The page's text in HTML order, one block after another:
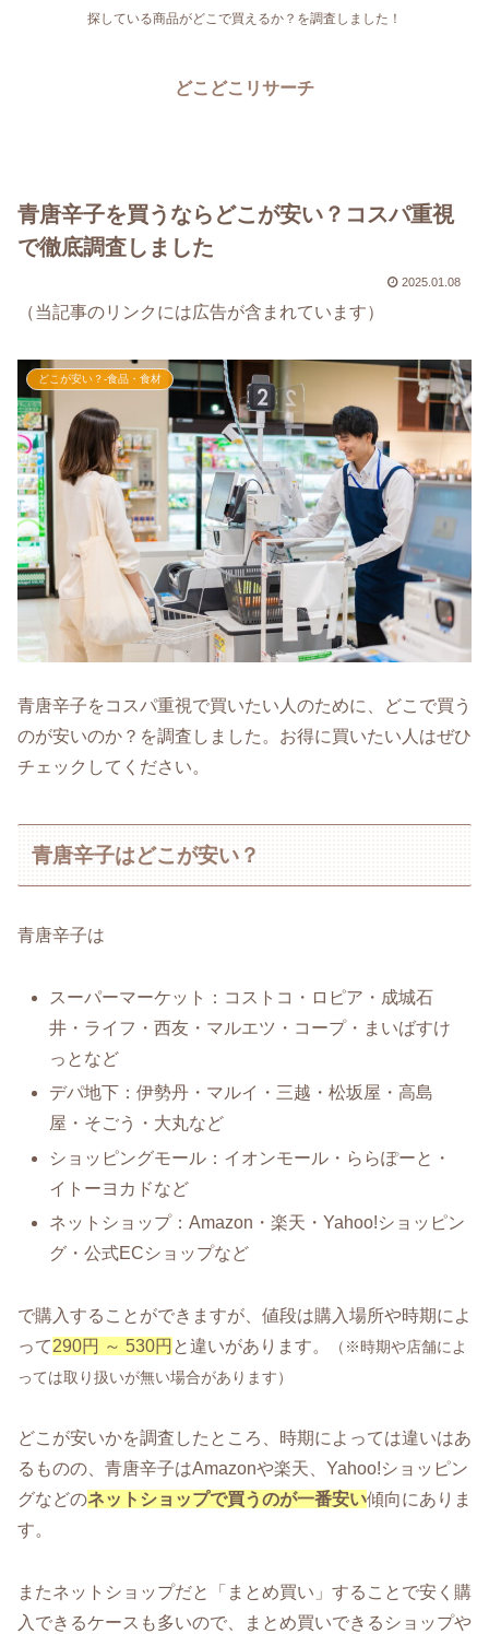
探している商品がどこで買えるか？を調査しました！
どこどこリサーチ
青唐辛子を買うならどこが安い？コスパ重視
で徹底調査しました
2025.01.08
（当記事のリンクには広告が含まれています）
どこが安い？-食品・食材
青唐辛子をコスパ重視で買いたい人のために、どこで買う
のが安いのか？を調査しました。お得に買いたい人はぜひ
チェックしてください。
青唐辛子はどこが安い？
青唐辛子は
スーパーマーケット：コストコ・ロピア・成城石
井・ライフ・西友・マルエツ・コープ・まいばすけ
っとなど
デパ地下：伊勢丹・マルイ・三越・松坂屋・高島
屋・そごう・大丸など
ショッピングモール：イオンモール・ららぽーと・
イトーヨカドなど
ネットショップ：Amazon・楽天・Yahoo!ショッピン
グ・公式ECショップなど
で購入することができますが、値段は購入場所や時期によ
って290円 ～ 530円 と違いがあります。
（※時期や店舗によ
っては取り扱いが無い場合があります）
どこが安いかを調査したところ、時期によっては違いはあ
るものの、青唐辛子はAmazonや楽天、Yahoo!ショッピン
グなどのネットショップで買うのが一番安い傾向にありま
す。
またネットショップだと「まとめ買い」することで安く購
入できるケースも多いので、まとめ買いできるショップや